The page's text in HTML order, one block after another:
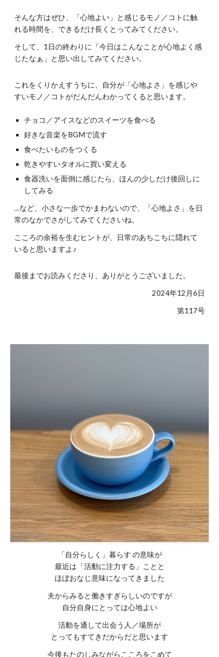
そんな方はぜひ、「心地よい」と感じるモノ／コトに触
れる時間を、できるだけ長くとってみてください。
そして、1日の終わりに「今日はこんなことが心地よく感
じたなぁ」と思い出してみてください。
これをくりかえすうちに、自分が「心地よさ」を感じや
すいモノ／コトがだんだんわかってくると思います。
チョコ／アイスなどのスイーツを食べる
好きな音楽をBGMで流す
食べたいものをつくる
乾きやすいタオルに買い変える
食器洗いを面倒に感じたら、ほんの少しだけ後回しに
してみる
…など、小さな一歩でかまわないので、「心地よさ」を日
常のなかでさがしてみてくださいね。
こころの余裕を生むヒントが、日常のあちこちに隠れて
いると思いますよ♪
最後までお読みくださり、ありがとうございました。
2024年12 月6日
第117号
「自分らしく」暮らす の意味が
最近は「活動に注力する」ことと
ほぼおなじ意味になってきました
夫からみると働きすぎらしいのですが
自分自身にとっては心地よい
活動を通して出会う人／場所が
とってもすてきだからだと思います
今後もたのしみながらこころをこめて